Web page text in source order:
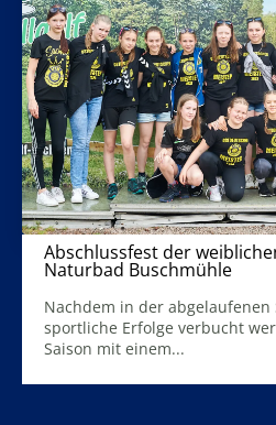
Abschlussfest der
Naturbad Buschmühle
Nachdem in der abgelaufenen
sportliche Erfolge verbucht
Saison mit einem...